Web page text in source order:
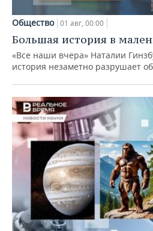
Общество 01 авг, 00:00
Большая история в
«Все наши вчера» Наталии
история незаметно разрушает